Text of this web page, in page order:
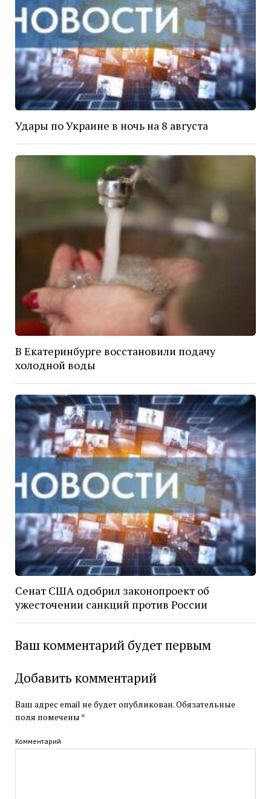
Удары по Украине в ночь на 8 августа
В Екатеринбурге восстановили подачу
холодной воды
Сенат США одобрил законопроект об
ужесточении санкций против России
Ваш комментарий будет первым
Добавить комментарий
Ваш адрес email не будет опубликован.Обязательные
поля помечены *
Комментарий